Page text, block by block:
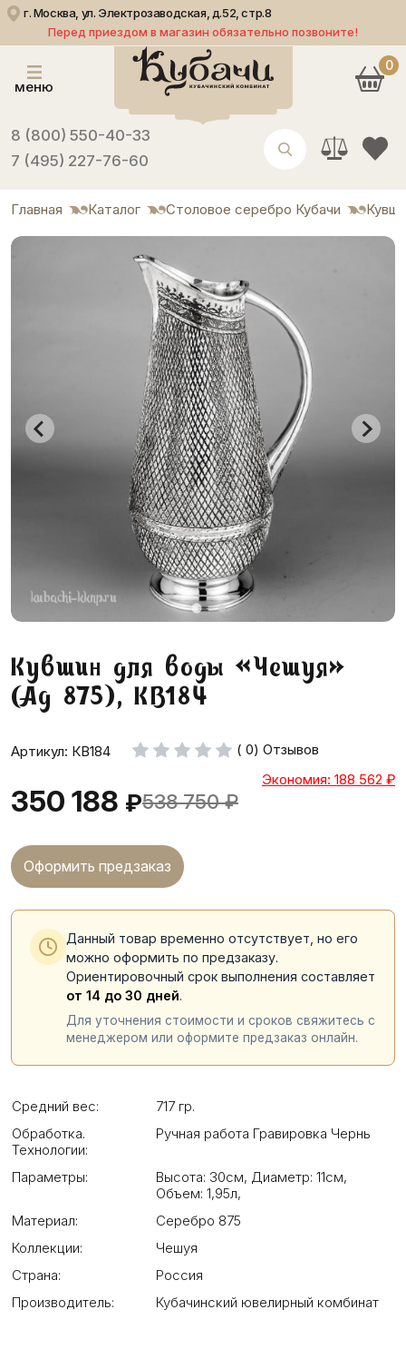
г. Москва, ул. Электрозаводская, д.52, стр.8
Перед приездом в магазин обязательно позвоните!
меню
8 (800) 550-40-33
7 (495) 227-76-60
0
Главная Каталог Столовое серебро Кубачи
Кувшин для воды «Чешуя»
(Ag 875), КВ184
Артикул: КВ184 ( 0) Отзывов
350 188 ₽538 750 ₽
Экономия: 188 562 ₽
Оформить предзаказ
Данный товар временно отсутствует, но его
можно оформить по предзаказу.
Ориентировочный срок выполнения составляет
от 14 до 30 дней.
Для уточнения стоимости и сроков свяжитесь с
менеджером или оформите предзаказ онлайн.
Средний вес:
717 гр.
Обработка.
Технологии:
Ручная работа Гравировка Чернь
Параметры: Высота: 30см, Диаметр: 11см,
Объем: 1,95л,
Материал:
Серебро 875
Коллекции:
Чешуя
Страна:
Россия
Производитель:
Кубачинский ювелирный комбинат